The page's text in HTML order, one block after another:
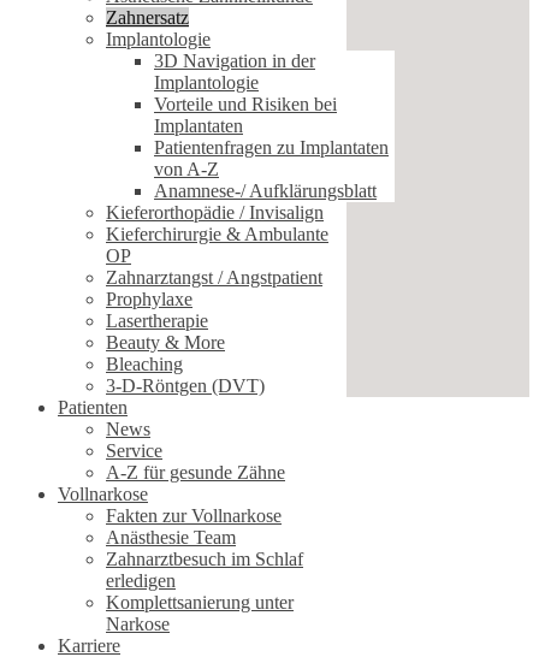
Zahnersatz
Implantologie
3D Navigation in der
Implantologie
Vorteile und Risiken bei
Implantaten
Patientenfragen zu Implantaten
von A-Z
Anamnese-/ Aufklärungsblatt
Kieferorthopädie / Invisalign
Kieferchirurgie & Ambulante
OP
Zahnarztangst / Angstpatient
Prophylaxe
Lasertherapie
Beauty & More
Bleaching
3-D-Röntgen (DVT)
Patienten
News
Service
A-Z für gesunde Zähne
Vollnarkose
Fakten zur Vollnarkose
Anästhesie Team
Zahnarztbesuch im Schlaf
erledigen
Komplettsanierung unter
Narkose
Karriere